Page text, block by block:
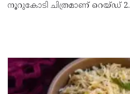
നൂറുകോടി ചിത്രമാണ് റെയ്ഡ് 2.